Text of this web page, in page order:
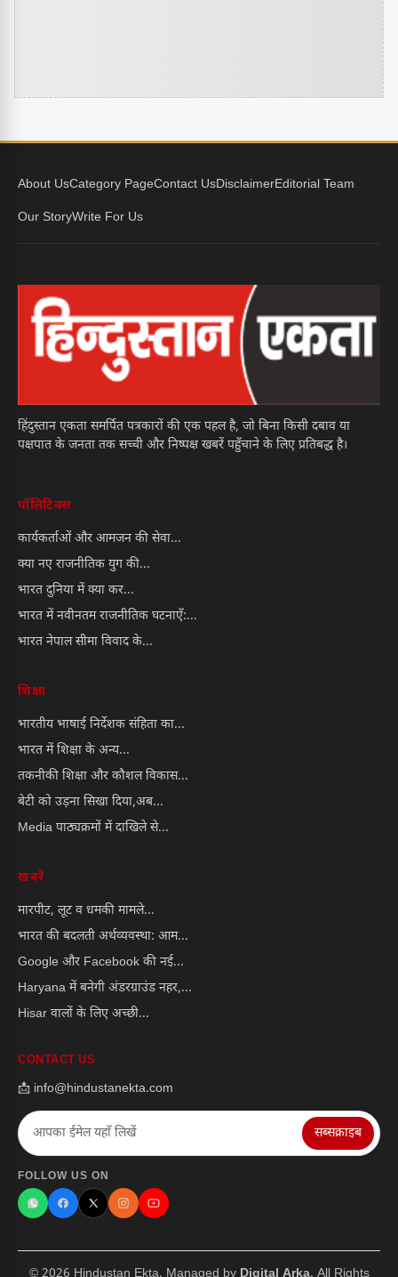
About UsCategory PageContact UsDisclaimerEditorial Team
Our StoryWrite For Us
हिंदुस्तान एकता समर्पित पत्रकारों की एक पहल है, जो बिना किसी दबाव या
पक्षपात के जनता तक सच्ची और निष्पक्ष खबरें पहुँचाने के लिए प्रतिबद्ध है।
पॉलिटिक्स
कार्यकर्ताओं और आमजन की सेवा...
क्या नए राजनीतिक युग की...
भारत दुनिया में क्या कर...
भारत में नवीनतम राजनीतिक घटनाएँ:...
भारत नेपाल सीमा विवाद के...
शिक्षा
भारतीय भाषाई निर्देशक संहिता का...
भारत में शिक्षा के अन्य...
तकनीकी शिक्षा और कौशल विकास...
बेटी को उड़ना सिखा दिया,अब...
Media पाठ्यक्रमों में दाखिले से...
खबरें
मारपीट, लूट व धमकी मामले...
भारत की बदलती अर्थव्यवस्था: आम...
Google और Facebook की नई...
Haryana में बनेगी अंडरग्राउंड नहर,...
Hisar वालों के लिए अच्छी...
CONTACT US
📩 info@hindustanekta.com
सब्सक्राइब
FOLLOW US ON